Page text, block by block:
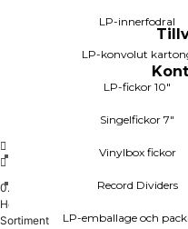
LP-emballage och packning
LP-bärkassar med
Vinylskivor rengöring och
LP-innerfodral
LP-konvolut
LP-fickor 10"
Singelfickor 7"
Vinylbox fickor
Record Dividers
LP-emballage och
0.00
Hem
Sortiment